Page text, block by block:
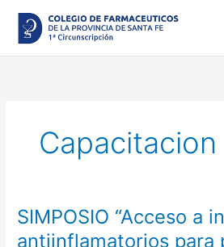
contenido
Capacitacion
SIMPOSIO “Acceso a
antiinflamatorios para
SIMPOSIO
“Acceso